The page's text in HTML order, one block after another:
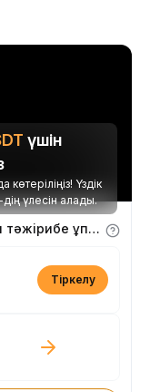
үшін
Үздік
дің үлесін алады.
Тапсырмаларды орындау арқылы тәжірибе ұпайларын алыңыз
Тіркелу